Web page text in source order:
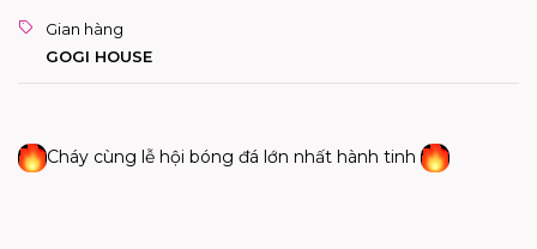
Gian hàng
GOGI HOUSE
Cháy cùng lễ hội bóng đá lớn nhất hành tinh